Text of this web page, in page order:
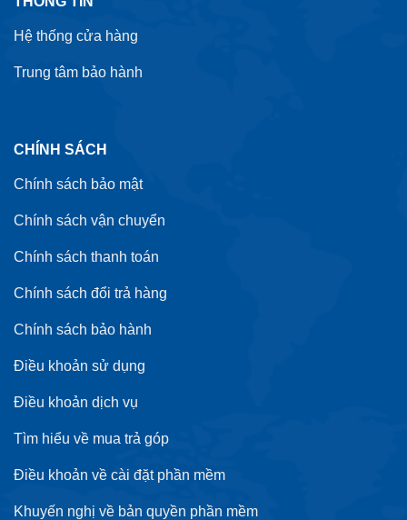
Hệ thống cửa hàng
Trung tâm bảo hành
CHÍNH SÁCH
Chính sách bảo mật
Chính sách vận chuyển
Chính sách thanh toán
Chính sách đổi trả hàng
Chính sách bảo hành
Điều khoản sử dụng
Điều khoản dịch vụ
Tìm hiểu về mua trả góp
Điều khoản về cài đặt phần mềm
Khuyến nghị về bản quyền phần mềm